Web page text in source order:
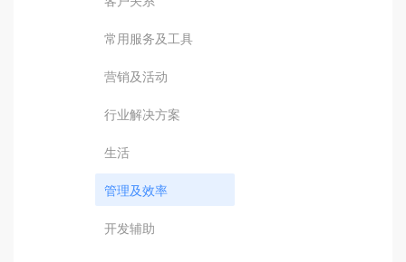
常用服务及工具
营销及活动
行业解决方案
生活
管理及效率
开发辅助